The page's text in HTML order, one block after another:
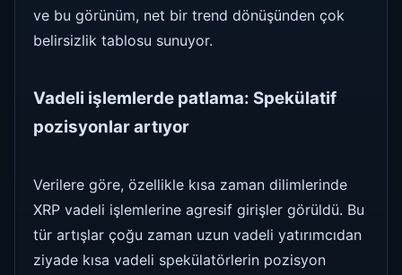
ve bu görünüm, net bir trend dönüşünden çok
belirsizlik tablosu sunuyor.
Vadeli işlemlerde patlama: Spekülatif
pozisyonlar artıyor
Verilere göre, özellikle kısa zaman dilimlerinde
XRP vadeli işlemlerine agresif girişler görüldü. Bu
tür artışlar çoğu zaman uzun vadeli yatırımcıdan
ziyade kısa vadeli spekülatörlerin pozisyon